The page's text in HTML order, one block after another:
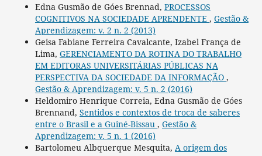
Edna Gusmão de Góes Brennad, PROCESSOS
COGNITIVOS NA SOCIEDADE APRENDENTE , Gestão &
Aprendizagem: v. 2 n. 2 (2013)
Geisa Fabiane Ferreira Cavalcante, Izabel França de
Lima, GERENCIAMENTO DA ROTINA DO TRABALHO
EM EDITORAS UNIVERSITÁRIAS PÚBLICAS NA
PERSPECTIVA DA SOCIEDADE DA INFORMAÇÃO ,
Gestão & Aprendizagem: v. 5 n. 2 (2016)
Heldomiro Henrique Correia, Edna Gusmão de Góes
Brennand, Sentidos e contextos de troca de saberes
entre o Brasil e a Guiné-Bissau , Gestão &
Aprendizagem: v. 5 n. 1 (2016)
Bartolomeu Albquerque Mesquita, A origem dos